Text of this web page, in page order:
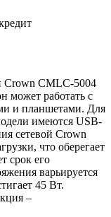
Crown CMLC-5004
может работать с
и планшетами. Для
имеются USB-
сетевой Crown
что оберегает
срок его
варьируется
45 Вт.
–